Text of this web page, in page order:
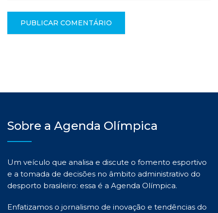
Sobre a Agenda Olímpica
Um veículo que analisa e discute o fomento esportivo
e a tomada de decisões no âmbito administrativo do
desporto brasileiro: essa é a Agenda Olímpica.
Enfatizamos o jornalismo de inovação e tendências do